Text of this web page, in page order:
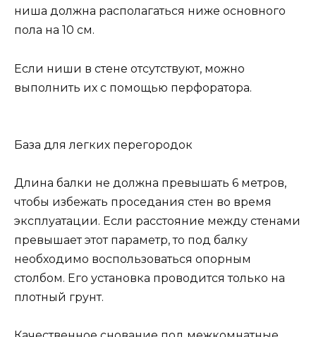
ниша должна располагаться ниже основного
пола на 10 см.
Если ниши в стене отсутствуют, можно
выполнить их с помощью перфоратора.
База для легких перегородок
Длина балки не должна превышать 6 метров,
чтобы избежать проседания стен во время
эксплуатации. Если расстояние между стенами
превышает этот параметр, то под балку
необходимо воспользоваться опорным
столбом. Его установка проводится только на
плотный грунт.